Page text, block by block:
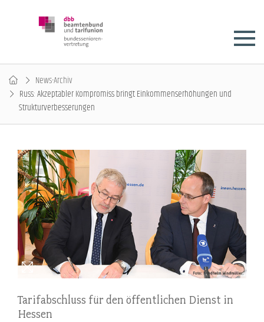
News-Archiv
Russ: Akzeptabler Kompromiss bringt Einkommenserhöhungen und
Strukturverbesserungen
Tarifabschluss für den öffentlichen Dienst in
Hessen